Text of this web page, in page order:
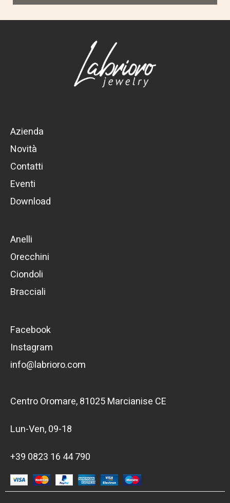
Azienda
Novità
Contatti
Eventi
Download
Anelli
Orecchini
Ciondoli
Bracciali
Facebook
Instagram
info@labrioro.com
Centro Oromare, 81025 Marcianise CE
Lun-Ven, 09-18
+39 0823 16 44 790